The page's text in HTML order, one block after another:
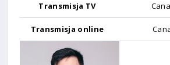
Transmisja TV
Transmisja online